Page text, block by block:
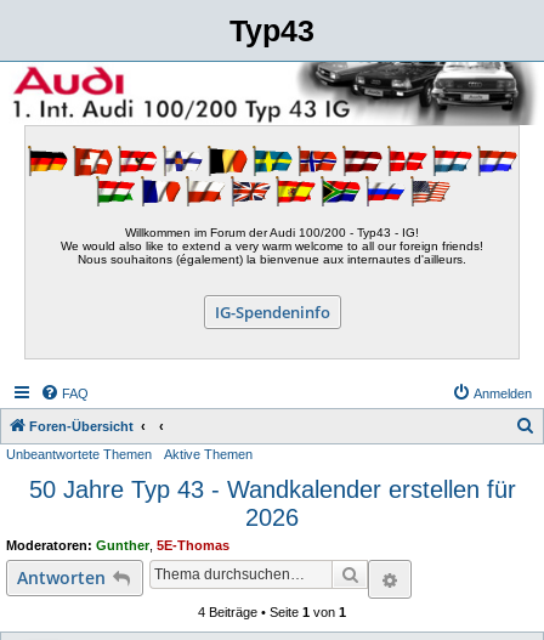
Typ43
Willkommen im Forum der Audi 100/200 - Typ43 - IG!
We would also like to extend a very warm welcome to all our foreign friends!
Nous souhaitons (également) la bienvenue aux internautes d'ailleurs.
IG-Spendeninfo
FAQ Anmelden
Foren-Übersicht
Unbeantwortete Themen Aktive Themen
50 Jahre Typ 43 - Wandkalender erstellen für
2026
Moderatoren: Gunther, 5E-Thomas
Antworten Suche
4 Beiträge • Seite 1 von 1